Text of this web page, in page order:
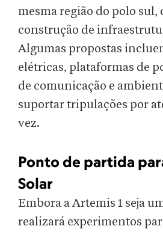
mesma região do polo sul,
construção de
Algumas propostas
elétricas, plataformas de
de comunicação e
suportar tripulações por
vez.
Ponto de partida
Solar
Embora a Artemis 1 seja
realizará experimentos